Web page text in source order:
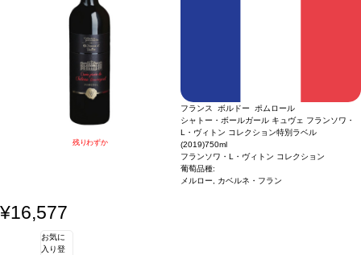
残りわずか
フランス ボルドー ポムロール
シャトー・ボールガール キュヴェ フランソワ・
L・ヴィトン コレクション特別ラベル
(2019)750ml
フランソワ・L・ヴィトン コレクション
葡萄品種:
メルロー, カベルネ・フラン
¥16,577
お気に
入り登